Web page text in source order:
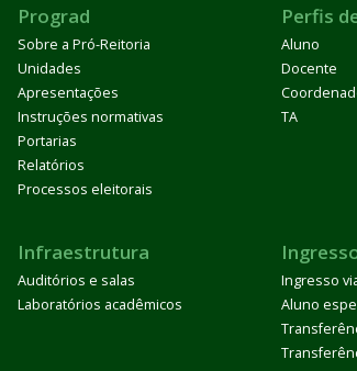
Prograd
Sobre a Pró-Reitoria
Unidades
Apresentações
Instruções normativas
Portarias
Relatórios
Processos eleitorais
Perfis
Aluno
Docente
TA
Infraestrutura
Auditórios e salas
Laboratórios acadêmicos
Ingresso
Aluno